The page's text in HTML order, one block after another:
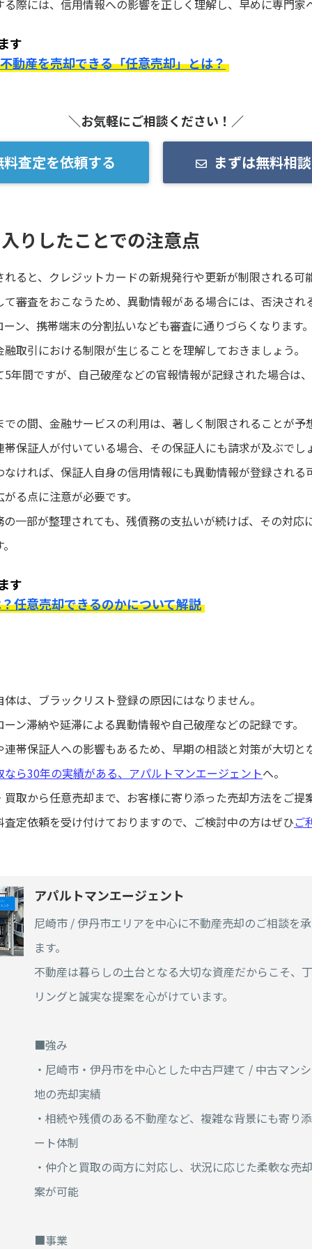
際には、信用情報への影響を正しく理解し、早めに専門家
す
動産を売却できる「任意売却」とは？
＼お気軽にご相談ください！／
料査定を依頼する まずは無料相
りしたことでの注意点
ると、クレジットカードの新規発行や更新が制限される可
審査をおこなうため、異動情報がある場合には、否決され
ン、携帯端末の分割払いなども審査に通りづらくなります
取引における制限が生じることを理解しておきましょう。
年間ですが、自己破産などの官報情報が記録された場合は
の間、金融サービスの利用は、著しく制限されることが予
保証人が付いている場合、その保証人にも請求が及ぶでし
ければ、保証人自身の信用情報にも異動情報が登録される
る点に注意が必要です。
一部が整理されても、残債務の支払いが続けば、その対応
す
任意売却できるのかについて解説
は、ブラックリスト登録の原因にはなりません。
ン滞納や延滞による異動情報や自己破産などの記録です。
帯保証人への影響もあるため、早期の相談と対策が大切と
ら30年の実績がある、アパルトマンエージェントへ。
取から任意売却まで、お客様に寄り添った売却方法をご提
定依頼を受け付けておりますので、ご検討中の方はぜひご
アパルトマンエージェント
尼崎市 / 伊丹市エリアを中心に不動産売却のご相談を
ます。
不動産は暮らしの土台となる大切な資産だからこそ、
リングと誠実な提案を心がけています。
■強み
・尼崎市・伊丹市を中心とした中古戸建て / 中古マン
地の売却実績
・相続や残債のある不動産など、複雑な背景にも寄り
ート体制
・仲介と買取の両方に対応し、状況に応じた柔軟な売
案が可能
■事業